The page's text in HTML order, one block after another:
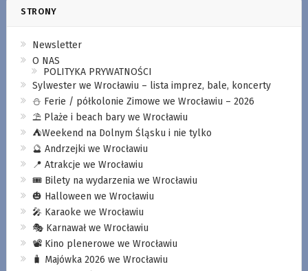
STRONY
Newsletter
O NAS
POLITYKA PRYWATNOŚCI
Sylwester we Wrocławiu – lista imprez, bale, koncerty
⛄️ Ferie / półkolonie Zimowe we Wrocławiu – 2026
⛱️ Plaże i beach bary we Wrocławiu
⛺️Weekend na Dolnym Śląsku i nie tylko
🔮 Andrzejki we Wrocławiu
📍 Atrakcje we Wrocławiu
🎟️ Bilety na wydarzenia we Wrocławiu
🎃 Halloween we Wrocławiu
🎤 Karaoke we Wrocławiu
🎭 Karnawał we Wrocławiu
📽️ Kino plenerowe we Wrocławiu
🧳 Majówka 2026 we Wrocławiu